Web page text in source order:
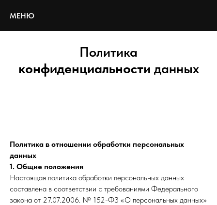
МЕНЮ
Политика
конфиденциальности данных
Политика в отношении обработки персональных
данных
1. Общие положения
Настоящая политика обработки персональных данных
составлена в соответствии с требованиями Федерального
закона от 27.07.2006. № 152-ФЗ «О персональных данных»